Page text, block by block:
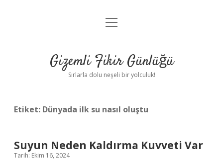
Anasayfa
Yasal Uyarı
menüyü
Gizemli Fikir Günlüğü
Sırlarla dolu neşeli bir yolculuk!
Etiket: Dünyada ilk su nasıl oluştu
Suyun Neden Kaldırma Kuvveti Var
Tarih: Ekim 16, 2024